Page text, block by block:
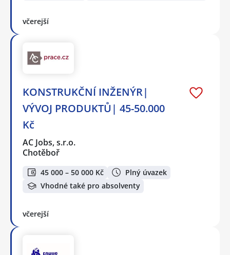
včerejší
KONSTRUKČNÍ INŽENÝR|
VÝVOJ PRODUKTŮ| 45-50.000
Kč
AC Jobs, s.r.o.
Chotěboř
45 000 – 50 000 Kč
Plný úvazek
Vhodné také pro absolventy
včerejší